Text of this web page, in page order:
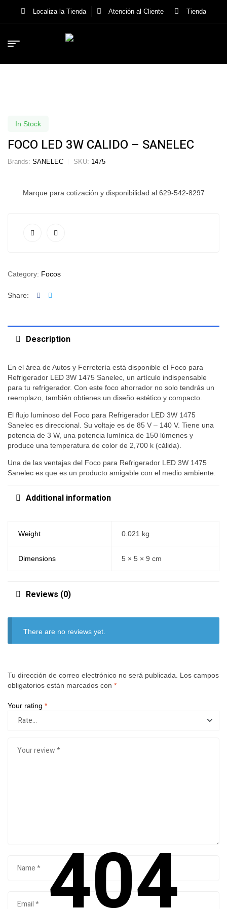
Localiza la Tienda Atención al Cliente Tienda
In Stock
FOCO LED 3W CALIDO – SANELEC
Brands: SANELEC SKU: 1475
Marque para cotización y disponibilidad al 629-542-8297
Category: Focos
Share: Facebook
Description
En el área de Autos y Ferretería está disponible el Foco para
Refrigerador LED 3W 1475 Sanelec, un artículo indispensable
para tu refrigerador. Con este foco ahorrador no solo tendrás un
reemplazo, también obtienes un diseño estético y compacto.
El flujo luminoso del Foco para Refrigerador LED 3W 1475
Sanelec es direccional. Su voltaje es de 85 V – 140 V. Tiene una
potencia de 3 W, una potencia lumínica de 150 lúmenes y
produce una temperatura de color de 2,700 k (cálida).
Una de las ventajas del Foco para Refrigerador LED 3W 1475
Sanelec es que es un producto amigable con el medio ambiente.
Additional information
Weight 0.021 kg
Dimensions 5 × 5 × 9 cm
Reviews (0)
There are no reviews yet.
Tu dirección de correo electrónico no será publicada.
Los campos
obligatorios están marcados con *
Your rating *
404